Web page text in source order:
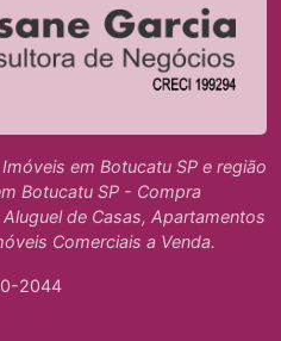
em Botucatu SP e região
Botucatu SP - Compra
de Casas, Apartamentos
Comerciais a Venda.
2044